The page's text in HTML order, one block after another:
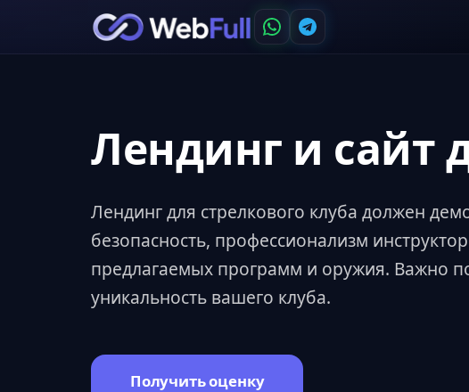
Лендинг и сайт
Лендинг для стрелкового клуба должен
безопасность, профессионализм
предлагаемых программ и оружия. Важно
уникальность вашего клуба.
Получить оценку